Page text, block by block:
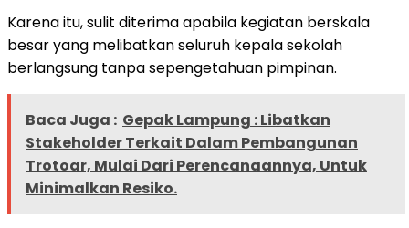
Karena itu, sulit diterima apabila kegiatan berskala
besar yang melibatkan seluruh kepala sekolah
berlangsung tanpa sepengetahuan pimpinan.
Baca Juga : Gepak Lampung : Libatkan
Stakeholder Terkait Dalam Pembangunan
Trotoar, Mulai Dari Perencanaannya, Untuk
Minimalkan Resiko.